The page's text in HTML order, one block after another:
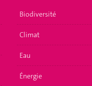
Biodiversité
Climat
Eau
Énergie